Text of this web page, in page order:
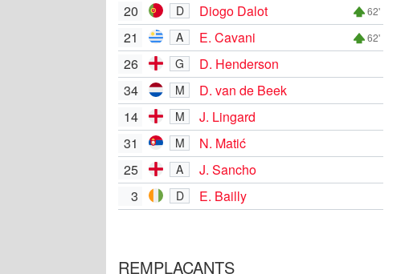
20 D Diogo Dalot 62'
21 A E. Cavani 62'
26 G
D. Henderson
34
M
D. van de Beek
14
M
J. Lingard
31
M
N. Matić
25
A
J. Sancho
3
D E. Bailly
REMPLAÇANTS